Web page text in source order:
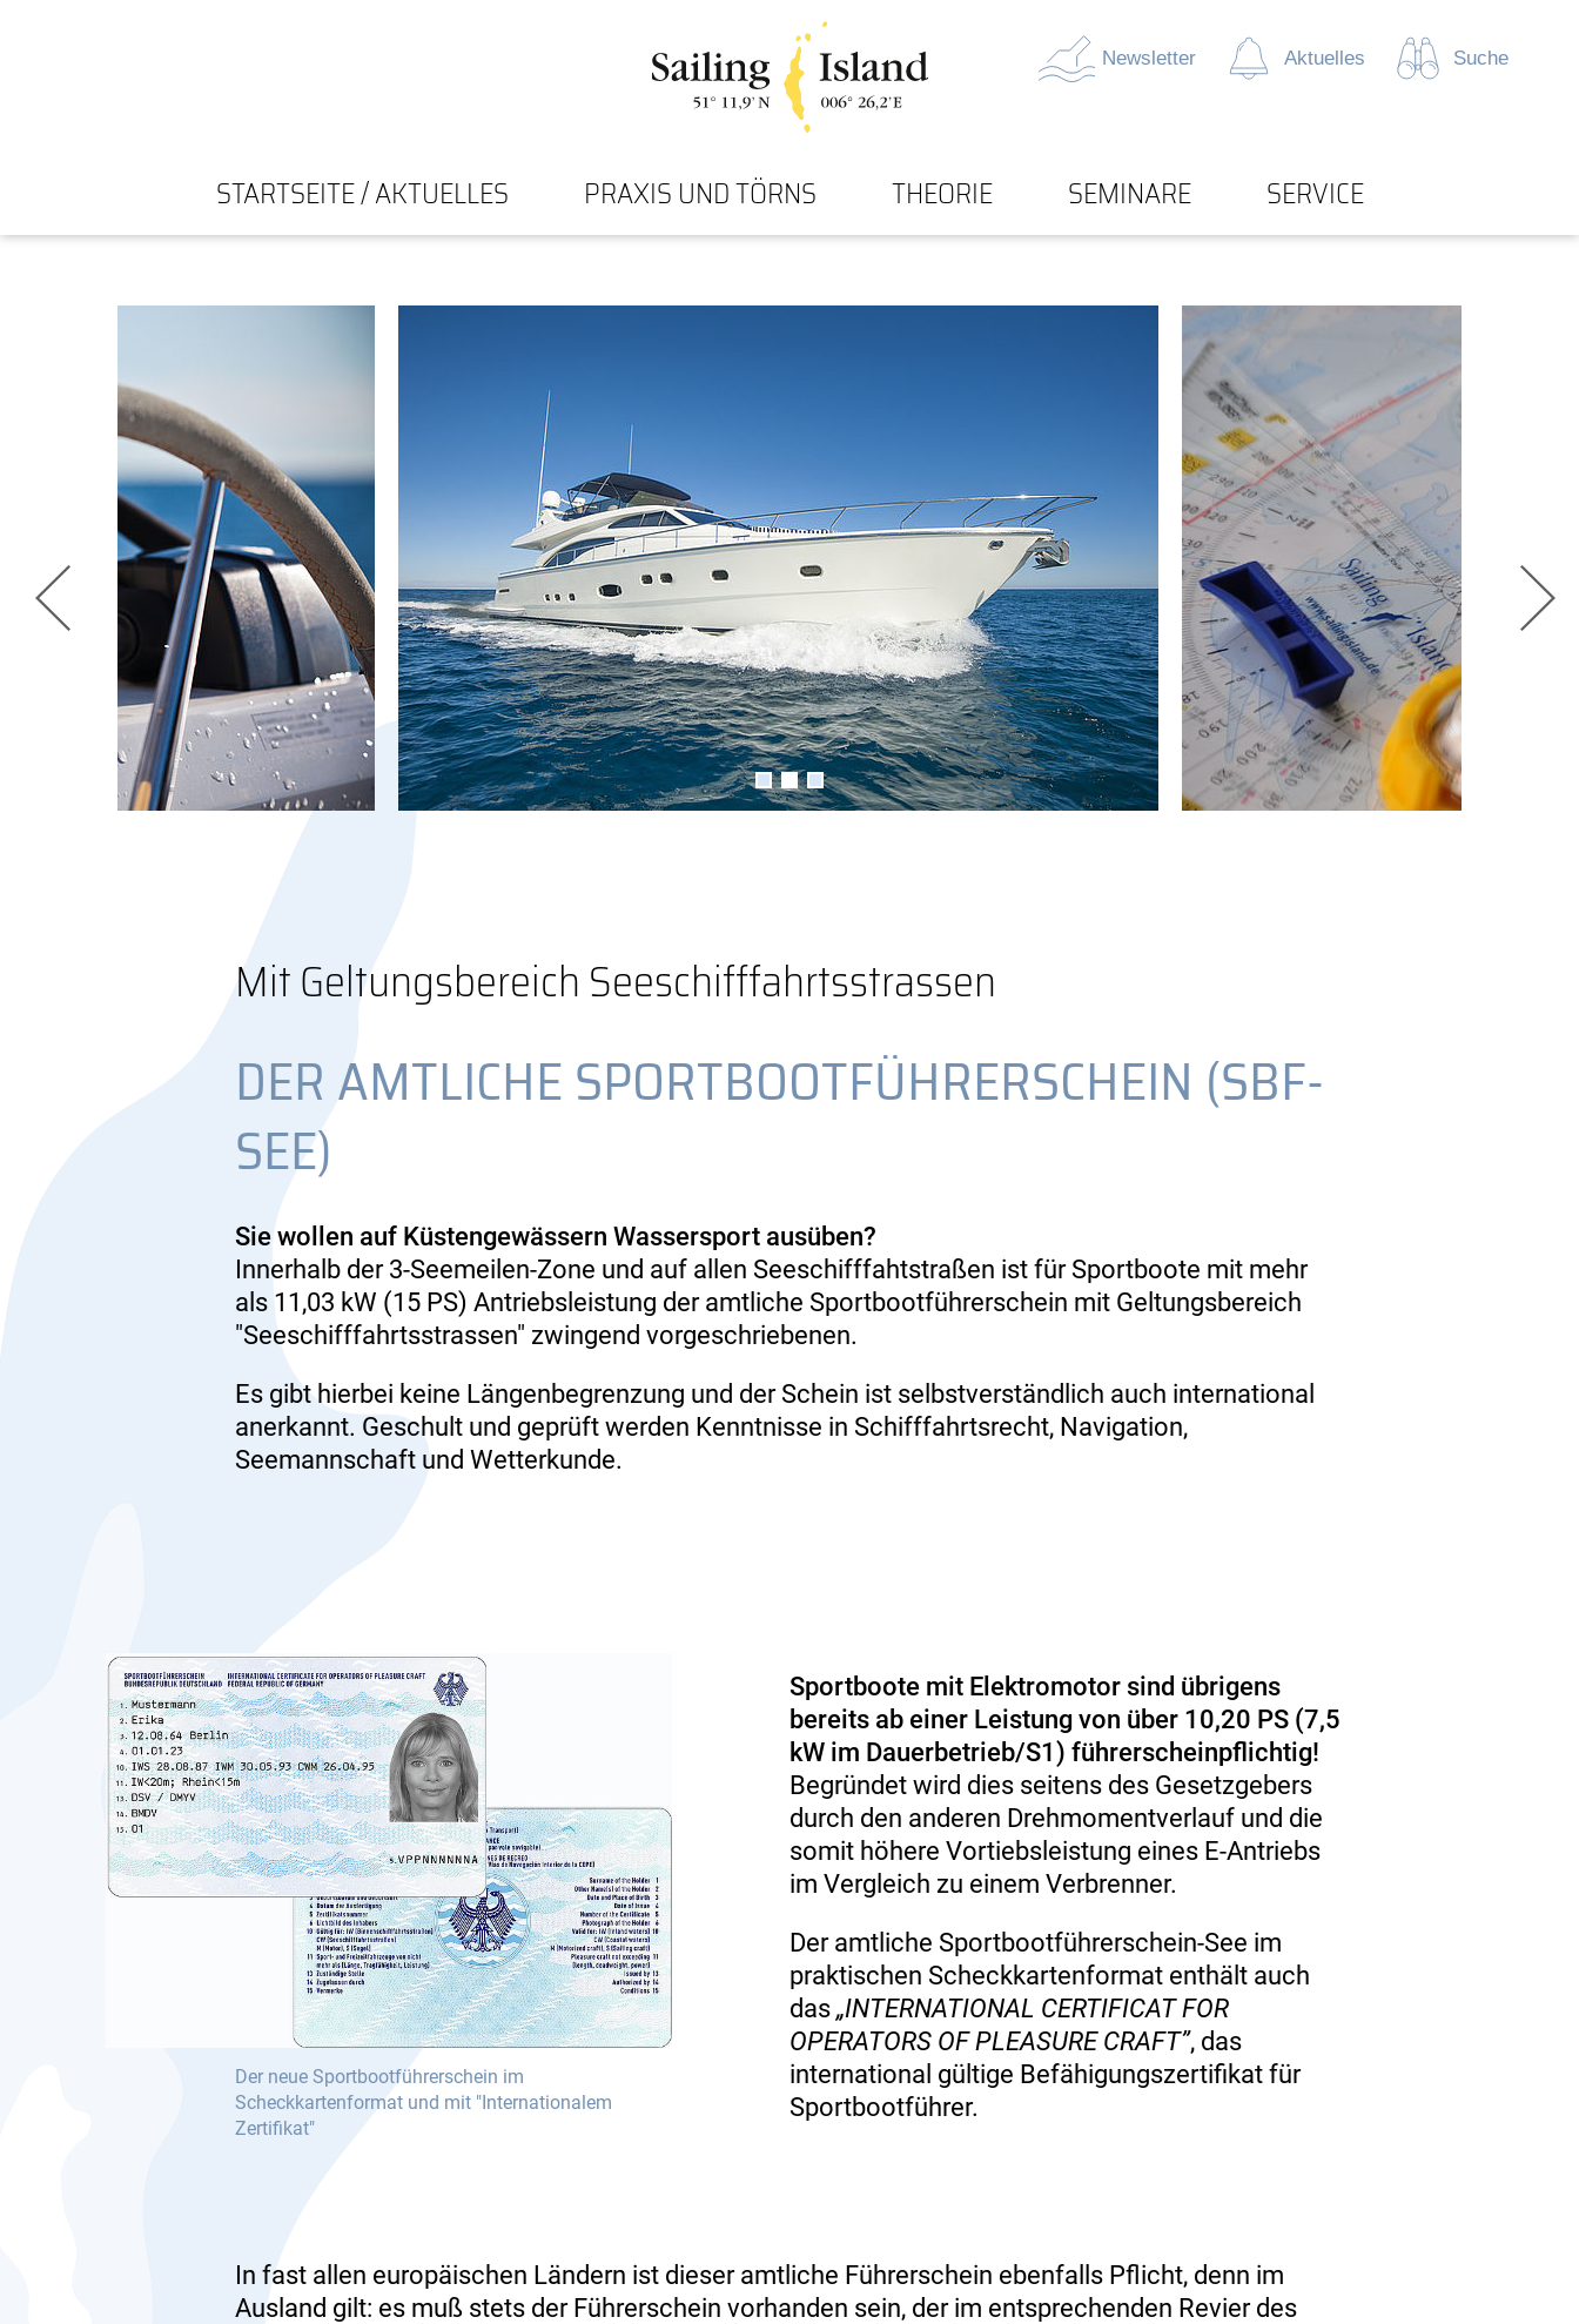
Newsletter Aktuelles Suche
STARTSEITE / AKTUELLES PRAXIS UND TÖRNS THEORIE SEMINARE SERVICE
1 3
Mit Geltungsbereich Seeschifffahrtsstrassen
DER AMTLICHE SPORTBOOTFÜHRERSCHEIN (SBF-
SEE)
Sie wollen auf Küstengewässern Wassersport ausüben?
Innerhalb der 3-Seemeilen-Zone und auf allen Seeschifffahtstraßen ist für Sportboote mit mehr
als 11,03 kW (15 PS) Antriebsleistung der amtliche Sportbootführerschein mit Geltungsbereich
"Seeschifffahrtsstrassen" zwingend vorgeschriebenen.
Es gibt hierbei keine Längenbegrenzung und der Schein ist selbstverständlich auch international
anerkannt. Geschult und geprüft werden Kenntnisse in Schifffahrtsrecht, Navigation,
Seemannschaft und Wetterkunde.
Der neue Sportbootführerschein im
Scheckkartenformat und mit "Internationalem
Zertifikat"
Sportboote mit Elektromotor sind übrigens
bereits ab einer Leistung von über 10,20 PS (7,5
kW im Dauerbetrieb/S1) führerscheinpflichtig!
Begründet wird dies seitens des Gesetzgebers
durch den anderen Drehmomentverlauf und die
somit höhere Vortiebsleistung eines E-Antriebs
im Vergleich zu einem Verbrenner.
Der amtliche Sportbootführerschein-See im
praktischen Scheckkartenformat enthält auch
das „INTERNATIONAL CERTIFICAT FOR
OPERATORS OF PLEASURE CRAFT”, das
international gültige Befähigungszertifikat für
Sportbootführer.
In fast allen europäischen Ländern ist dieser amtliche Führerschein ebenfalls Pflicht, denn im
Ausland gilt: es muß stets der Führerschein vorhanden sein, der im entsprechenden Revier des